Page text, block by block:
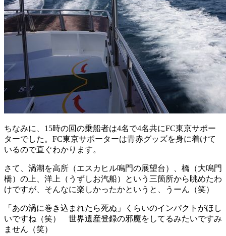
ちなみに、15時の回の乗船者は4名で4名共にFC東京サポー
ターでした。FC東京サポーターは青赤グッズを身に着けて
いるので直ぐわかります。
さて、渦潮を高所（エスカヒル鳴門の展望台）、橋（大鳴門
橋）の上、洋上（うずしお汽船）という三箇所から眺めたわ
けですが、そんなに楽しかったかというと、うーん（笑）
「あの渦に巻き込まれたら死ぬ」くらいのインパクトがほし
いですね（笑） 世界遺産登録の邪魔をしてるみたいですみ
ません（笑）